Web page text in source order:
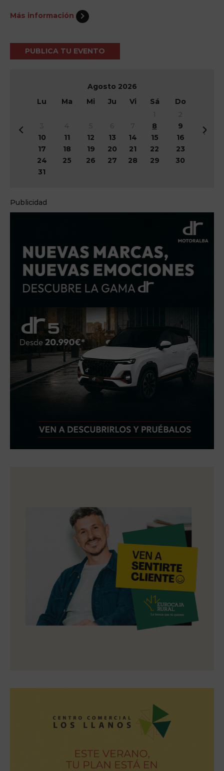
Más información
PUBLICA TU EVENTO
t
Si
Agosto 2026
Lu
Ma Mi Ju Vi Sá
Do
8
9
10
11 12 13 14 15
16
17
18 19 20 21 22
23
24
25 26 27 28 29
30
31
Publicidad